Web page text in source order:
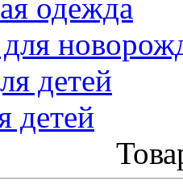
одежда
детей
детей